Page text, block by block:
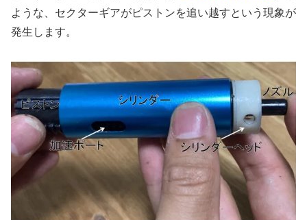
ような、セクターギアがピストンを追い越すという現象が
発生します。